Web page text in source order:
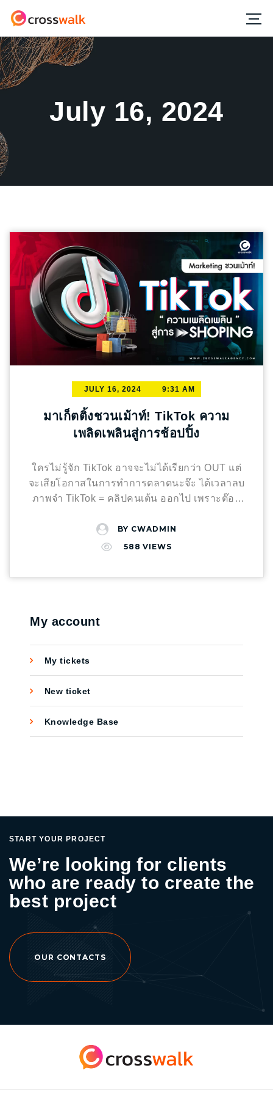
July 16, 2024
JULY 16, 2024 9:31 AM
มาเก็ตติ้งชวนเม้าท์! TikTok ความ
เพลิดเพลินสู่การช้อปปิ้ง
ใครไม่รู้จัก TikTok อาจจะไม่ได้เรียกว่า OUT แต่
จะเสียโอกาสในการทำการตลาดนะจ๊ะ ได้เวลาลบ
ภาพจำ TikTok = คลิปคนเต้น ออกไป เพราะต๊อก
ต้องการของ User ไว้ในแอปฯเดียว! TikTok โซ
เชียลมีเดียที่มาแรงสุด ๆ และยังคงพุ่งสูงอย่างต่อ
พัฒนาอย่างต่อเนื่อง จากแพลตฟอร์มโซเชียลมี
แอปพลิเคชั่นเดียวด้วยฟีเจอร์ TikTok Shop เคย
แล้วไปกดซื้อในแอปฯ E-commerce อื่น ๆ แต่
การช้อปปิ้ง แค่เจ้าของคลิปติดตะกร้าเอาไว้ใน
แอป สะดวกสุด ๆ แค่กดปุ่ม “ซื้อ” ได้ทันที อีกทั้ง
การเข้าถึงกลุ่มลูกค้าโดยตรงและขยายฐานลูกค้า
ได้ในวงกว้าง รวมทั้งช่วยกระตุ้นให้ User เกิดการ
ด้วย โอกาสทองในการทำการตลาที่จะเชื่อมโยง
กับ “ลูกค้า” ที่ดูคอนเทนต์ และซื้อสินค้าจบได้ใน
แอปฯ เดียว สิ่งที่น่าจับตามองเพราะนอกจาก
แบรนด์หรือธุรกิจทั่วไปกำลังทยอยเข้าร่วมแล้ว
เหล่าบรรดา High-end Brand อาทิเช่น CHANEL,
GUCCI และอื่น ๆ ก็ทยอยเข้าร่วมกับ TikTok แล้ว
เหมือนกัน หรือในอนาคตอันใกล้อาจจะมีฟีเจอร์
ใหม่ ๆ ที่ล้ำหน้าเพิ่มเติมขึ้นอีกก็เป็นได้ อยากสร้าง
ร้านค้าหรือเปิดตลาดใหม่ให้กับแบรนด์บนโลก
ออนไลน์ Crosswalk Agency พร้อมซัพพอร์ตและ
เชี่ยวชาญเรื่องการตลาดทั้งออนไลน์และออฟไลน์
มากกว่า 10 ปี พร้อมช่วยสร้าง Branding วางแพ
BY CWADMIN
588 VIEWS
My account
My tickets
New ticket
Knowledge Base
START YOUR PROJECT
We’re looking for clients
who are ready to create the
best project
OUR CONTACTS